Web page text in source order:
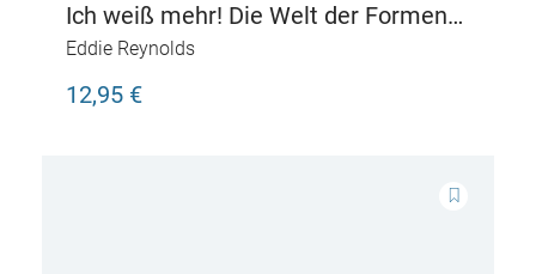
Ich weiß mehr! Die Welt der Formen
und Figuren
Eddie Reynolds
12,95 €